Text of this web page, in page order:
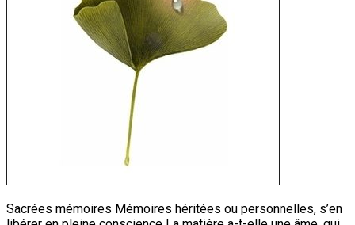
Sacrées mémoires Mémoires héritées ou personnelles, s’en